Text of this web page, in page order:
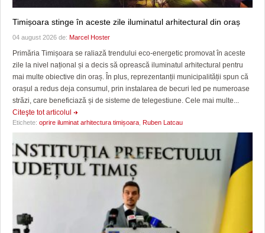
Timișoara stinge în aceste zile iluminatul arhitectural din oraș
04 august 2026 de: Marcel Hoster
Primăria Timișoara se raliază trendului eco-energetic promovat în aceste
zile la nivel național și a decis să oprească iluminatul arhitectural pentru
mai multe obiective din oraș. În plus, reprezentanții municipalității spun că
orașul a redus deja consumul, prin instalarea de becuri led pe numeroase
străzi, care beneficiază și de sisteme de telegestiune. Cele mai multe...
Citeşte tot articolul
Etichete: oprire iluminat arhitectura timișoara Ruben Latcau